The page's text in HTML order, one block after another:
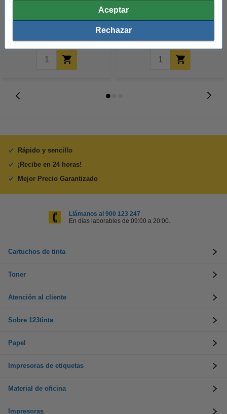
Aceptar
Rechazar
Premium Glossy brillo alto | 10 x
Rápido y sencillo
¡Recibe en 24 horas!
Mejor Precio Garantizado
Llámanos al 900 123 247
En días laborables de 09:00 a 20:00.
Cartuchos de tinta
Toner
Atención al cliente
Sobre 123tinta
Papel
Impresoras de etiquetas
Material de oficina
Impresoras